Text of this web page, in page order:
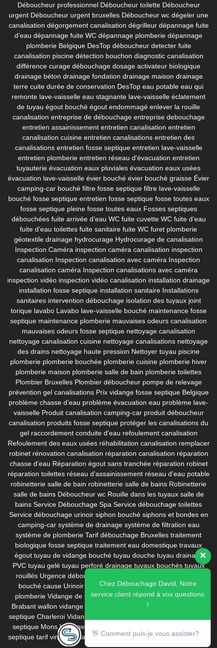
Déboucheur professionnel Déboucheur toilette Déboucheur
urgent Déboucheur urgent bruxelles Déboucheur wc dégeler une
canalisation dégorgement canalisation dégrilleur dépannage fuite
d’eau dépannage fuite WC dépannage plomberie dépannage
plomberie Belgique DesTop déboucheur detecter fuite
canalisation piscine détection bouchon diagnostic canalisation
différence curage débouchage dosage activateur biologique
drainage béton drainage fondation drainage maison drainage
terre cuite durée de conservation DesTop eau potable eau qui
remonte lave-vaisselle eau stagnante lave-vaisselle éclatement
de tuyau égout bouché égout endommagé enlever la rouille
canalisation entreprise de débouchage entreprise debouchage
entretien assainissement entretien canalisation entretien
canalisation cuisine entretien canalisations entretien des
canalisations entretien fosse septique entretien lave-vaisselle
entretien plomberie entretien réseau d'évacuation entretien
tuyauterie évacuation eaux pluviales évacuation eaux usées
évacuation lave-vaisselle évier bouché évier bouché graisse Évier
camping-car bouché filtre fosse septique filtre lave-vaisselle
bouché fosse septique entretien fosse septique fosse toutes eaux
fosse septique pleine fosse toutes eaux Fosses septiques
débouchées fuite arrivée d’eau WC fuite cuvette WC fuite d’eau
fuite d’eau toilettes fuite sanitaire fuite WC furet plomberie
géotextile drainage hydrocurage Hydrocurage de canalisation
Inspection Caméra inspection caméra canalisation inspection
canalisation Inspection canalisation avec caméra Inspection
canalisation caméra Inspection canalisations avec caméra
inspection vidéo inspection vidéo canalisation installation drainage
installation fosse septique installation sanitaire Installations
sanitaires intervention débouchage isolation des tuyaux joint
torique lavabo Lavabo lave-vaisselle bouché maintenance fosse
septique maintenance plomberie mauvaises odeurs canalisation
mauvaises odeurs fosse septique nettoyage canalisation
nettoyage canalisation cuisine nettoyage canalisations nettoyage
des drains nettoyage haute pression Nettoyer tuyau piscine
plomberie plomberie bouchée plomberie cuisine plomberie hiver
plomberie maison plomberie salle de bain plomberie toilettes
Plombier Bruxelles Plombier déboucheur pompe de relevage
prévention gel canalisations Prix vidange fosse septique Belgique
problème chasse d’eau problème évacuation eau problème lave-
vaisselle Produit canalisation camping-car produit déboucheur
canalisation produits fosse septique protéger les canalisations du
gel raccordement conduite d'eau refoulement canalisation
Refoulement des eaux usées réhabilitation canalisation remplacer
robinet rénovation canalisation réparation canalisation réparation
chasse d’eau Réparation égout sans tranchée réparation robinet
réparation toilettes réseau d'assainissement réseau d'eau potable
robinetterie salle de bain robinetterie salle de bains Robinetterie
salle de bains Déboucheur wc Rouille dans les tuyaux salle de
bains Service Débouchage Spa Service débouchage toilettes
Service débouchage urinoir siphon bouché siphons et bondes en
camping-car système de drainage système de filtration eau
système de plomberie Tarif débouchage Bruxelles traitement
biologique fosse septique traitement eau domestique travaux
égout tuyau de vidange bouché tuyau douche tuyau drainage
PVC tuyau gelé tuyau perforé drainage tuyaux bouchés tuyaux
rouillés Urgence débouchage
bouché cause Urinoir bouche prix Urinoir homme ventouse
plomberie Vidange de fosse septique Vidange fosse septique
Brabant wallon vidange fosse septique Bruxelles
septique Charleroi Vidange fosse septique Dilbeek
septique Mons Vidange fosse septique pas cher
septique tarif vinaigre blanc WC bouché évie wc bouché que faire
Chez Débouchage David, Notre
service client répond à vos questions
!
👋 Comment puis-je vous assister?